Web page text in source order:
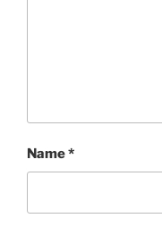
Name*